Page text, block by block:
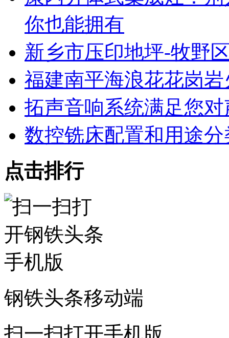
你也能拥有
新乡市压印地坪-牧野
福建南平海浪花花岗
拓声音响系统满足您
数控铣床配置和用途分
点击排行
钢铁头条移动端
扫一扫打开手机版